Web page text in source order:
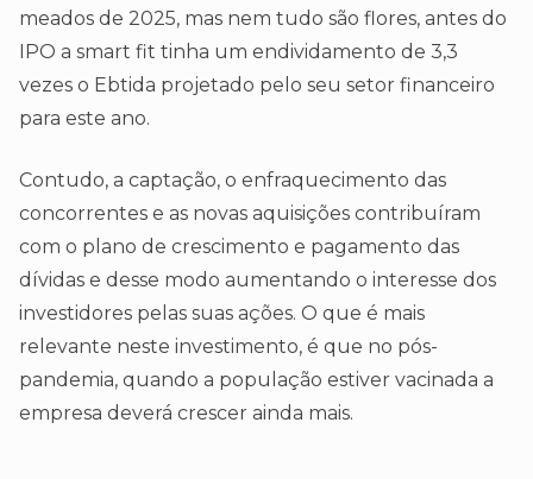
meados de 2025, mas nem tudo são flores, antes do
IPO a smart fit tinha um endividamento de 3,3
vezes o Ebtida projetado pelo seu setor financeiro
para este ano.
Contudo, a captação, o enfraquecimento das
concorrentes e as novas aquisições contribuíram
com o plano de crescimento e pagamento das
dívidas e desse modo aumentando o interesse dos
investidores pelas suas ações. O que é mais
relevante neste investimento, é que no pós-
pandemia, quando a população estiver vacinada a
empresa deverá crescer ainda mais.